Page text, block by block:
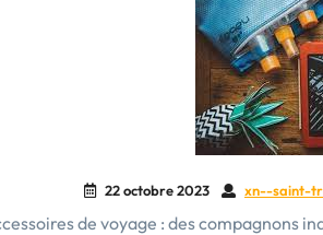
22 octobre 2023 xn--saint-
de voyage : des compagnons